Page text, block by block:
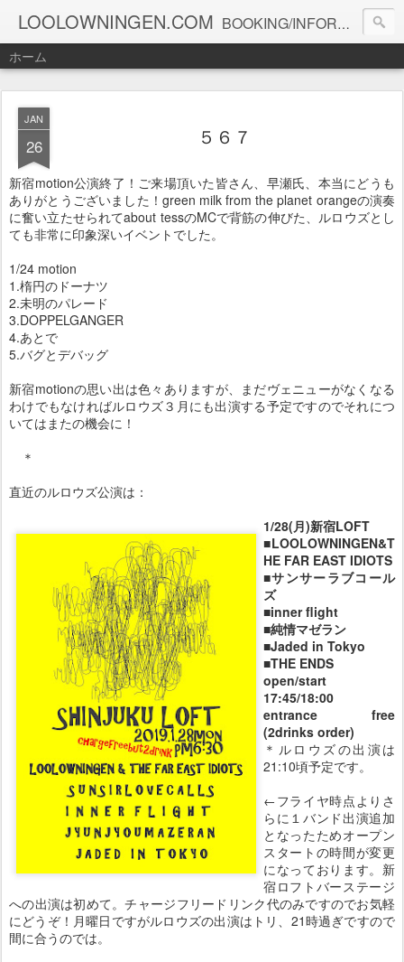
LOOLOWNINGEN.COM BOOKING/INFORMATION info@loolowningen.com
ホーム
JAN
26 ５６７
新宿motion公演終了！ご来場頂いた皆さん、早瀬氏、本当にどうも
ありがとうございました！green milk from the planet orangeの演奏
に奮い立たせられてabout tessのMCで背筋の伸びた、ルロウズとし
ても非常に印象深いイベントでした。
1/24 motion
1.楕円のドーナツ
2.未明のパレード
3.DOPPELGANGER
4.あとで
5.バグとデバッグ
新宿motionの思い出は色々ありますが、まだヴェニューがなくなる
わけでもなければルロウズ３月にも出演する予定ですのでそれにつ
いてはまたの機会に！
＊
直近のルロウズ公演は：
1/28(月)新宿LOFT
■LOOLOWNINGEN&T
HE FAR EAST IDIOTS
■サンサーラブコール
ズ
■inner flight
■純情マゼラン
■Jaded in Tokyo
■THE ENDS
open/start
17:45/18:00
entrance free
(2drinks order)
＊ルロウズの出演は
21:10頃予定です。
←フライヤ時点よりさ
らに１バンド出演追加
となったためオープン
スタートの時間が変更
になっております。新
宿ロフトバーステージ
への出演は初めて。チャージフリードリンク代のみですのでお気軽
にどうぞ！月曜日ですがルロウズの出演はトリ、21時過ぎですので
間に合うのでは。